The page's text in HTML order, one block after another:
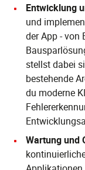
Entwicklung
und
der App - von
stellst dabei
bestehende
du moderne
Wartung und